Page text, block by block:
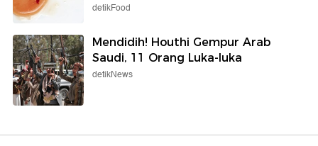
detikFood
Mendidih! Houthi Gempur Arab
Saudi, 11 Orang Luka-luka
detikNews